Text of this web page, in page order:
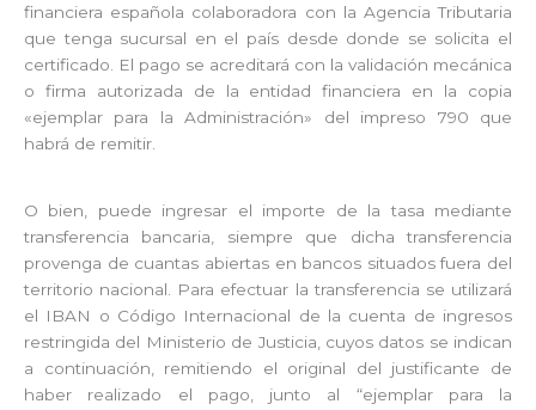
financiera española colaboradora con la Agencia Tributaria
que tenga sucursal en el país desde donde se solicita el
certificado. El pago se acreditará con la validación mecánica
o firma autorizada de la entidad financiera en la copia
«ejemplar para la Administración» del impreso 790 que
habrá de remitir.
O bien, puede ingresar el importe de la tasa mediante
transferencia bancaria, siempre que dicha transferencia
provenga de cuantas abiertas en bancos situados fuera del
territorio nacional. Para efectuar la transferencia se utilizará
el IBAN o Código Internacional de la cuenta de ingresos
restringida del Ministerio de Justicia, cuyos datos se indican
a continuación, remitiendo el original del justificante de
haber realizado el pago, junto al “ejemplar para la